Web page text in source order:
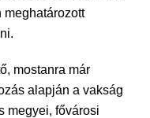
meghatározott
mostanra már
alapján a vakság
megyei, fővárosi